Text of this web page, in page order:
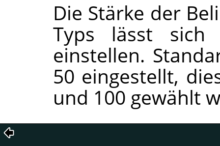
Die Stärke der
Typs lässt sich
einstellen.
50 eingestellt,
und 100 gewählt